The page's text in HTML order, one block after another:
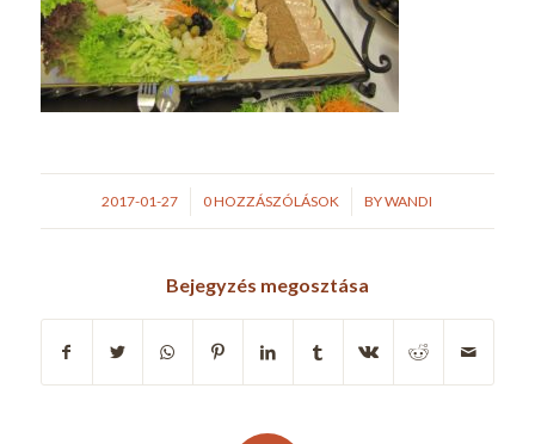
2017-01-27
/ 0 HOZZÁSZÓLÁSOK
/ BYWANDI
Bejegyzés megosztása